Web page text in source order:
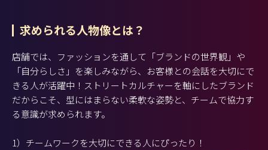
求められる人物像とは？
店舗では、ファッションを通して「ブランドの世界観」や
「自分らしさ」を楽しみながら、お客様との会話を大切にで
きる人が活躍中！ストリートカルチャーを軸にしたブランド
だからこそ、型にはまらない柔軟な姿勢と、チームで協力す
る意識が求められます。
1）チームワークを大切にできる人にぴったり！